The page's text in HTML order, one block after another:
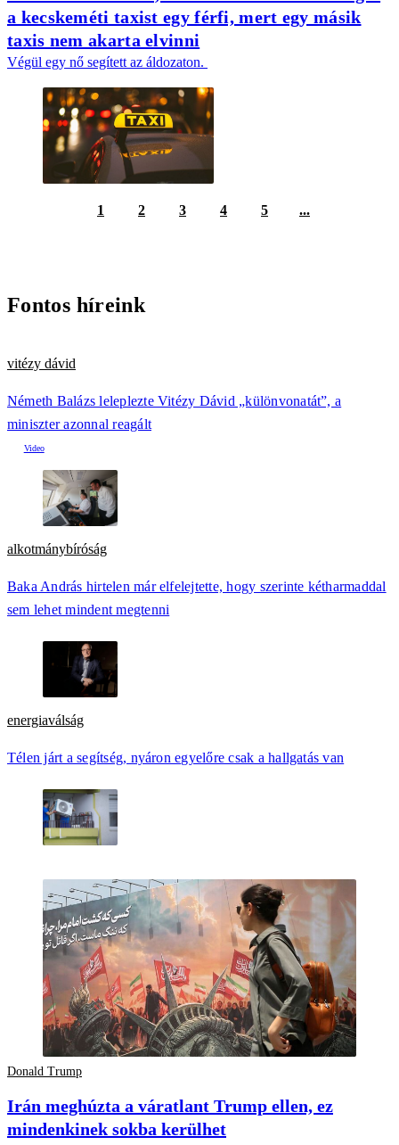
a kecskeméti taxist egy férfi, mert egy másik
taxis nem akarta elvinni
Végül egy nő segített az áldozaton.
1 2 3 4 5 ...
Fontos híreink
vitézy dávid
Németh Balázs leleplezte Vitézy Dávid „különvonatát”, a
miniszter azonnal reagált
alkotmánybíróság
Baka András hirtelen már elfelejtette, hogy szerinte kétharmaddal
sem lehet mindent megtenni
energiaválság
Télen járt a segítség, nyáron egyelőre csak a hallgatás van
Donald Trump
Irán meghúzta a váratlant Trump ellen, ez
mindenkinek sokba kerülhet